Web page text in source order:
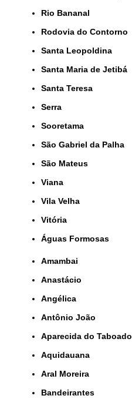
Rio Bananal
Rodovia do Contorno
Santa Leopoldina
Santa Maria de Jetibá
Santa Teresa
Serra
Sooretama
São Gabriel da Palha
São Mateus
Viana
Vila Velha
Vitória
Águas Formosas
Amambai
Anastácio
Angélica
Antônio João
Aparecida do Taboado
Aquidauana
Aral Moreira
Bandeirantes